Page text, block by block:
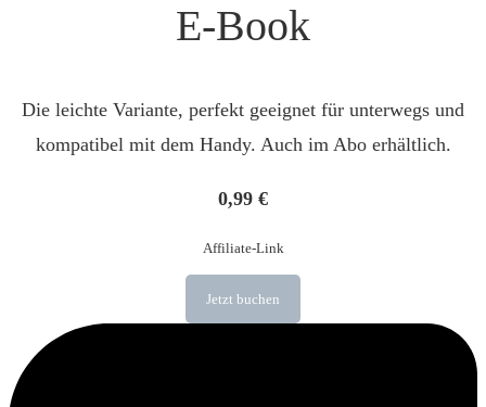
E-Book
Die leichte Variante, perfekt geeignet für unterwegs und
kompatibel mit dem Handy. Auch im Abo erhältlich.
0,99 €
Affiliate-Link
Jetzt buchen